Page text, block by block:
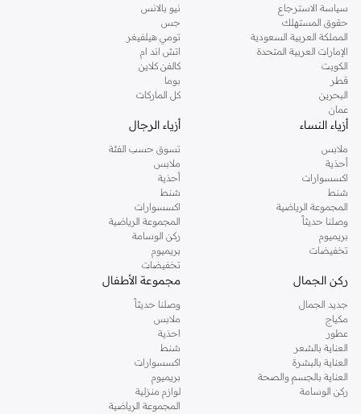
تسوقي دوروثي بيركنز اون لاين مسقط
تسوقي دوروثي بيركنز اون لاين من نمشي واستمتعي باكثر من الف ستايل من مجموعة
دوروثي بيركنز الشهيرة. تصفحي المجموعة كاملة في متجر دوروثي بيركنز اون لاين او
استخدمي القائمة لتحديد تجربة تسوق دوروثي بيركنز اون لاين. خدمة التوصيل السريعة
والدعم الاستثنائي يضمن لك تجربة تسوق ممتعة دائما مع نمشي.
سياسة الاسترجاع
حقوق المستهلك
المملكة العربية السعودية
الإمارات العربية المتحدة
الكويت
قطر
البحرين
عمان
نيو بالانس
جس
تومي هيلفيغر
اتش اند ام
كالفن كلاين
بوما
كل الماركات
أزياء النساء
ملابس
أحذية
اكسسوارات
شنط
المجموعة الرياضية
وصلنا حديثاً
بريميوم
تخفيضات
أزياء الرجال
تسوق حسب الفئة
ملابس
أحذية
شنط
اكسسوارات
المجموعة الرياضية
ركن الوسامة
بريميوم
تخفيضات
ركن الجمال
جديد الجمال
مكياج
عطور
العناية بالشعر
العناية بالبشرة
العناية بالجسم والصحة
ركن الوسامة
مجموعة الأطفال
وصلنا حديثاً
ملابس
احذية
شنط
اكسسوارات
بريميوم
لوازم منزلية
المجموعة الرياضية